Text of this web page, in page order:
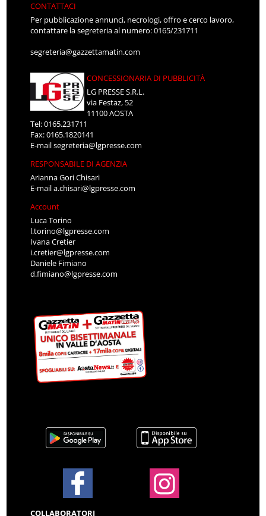
CONTATTACI
Per pubblicazione annunci, necrologi, offro e cerco lavoro,
contattare la segreteria al numero: 0165/231711
segreteria@gazzettamatin.com
CONCESSIONARIA DI PUBBLICITÀ
LG PRESSE S.R.L.
via Festaz, 52
11100 AOSTA
Tel: 0165.231711
Fax: 0165.1820141
E-mailsegreteria@lgpresse.com
RESPONSABILE DI AGENZIA
Arianna Gori Chisari
E-maila.chisari@lgpresse.com
Account
Luca Torino
l.torino@lgpresse.com
Ivana Cretier
i.cretier@lgpresse.com
Daniele Fimiano
d.fimiano@lgpresse.com
COLLABORATORI